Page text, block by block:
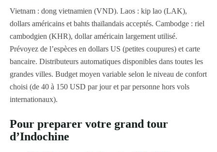
Vietnam : dong vietnamien (VND). Laos : kip lao (LAK),
dollars américains et bahts thaïlandais acceptés. Cambodge : riel
cambodgien (KHR), dollar américain largement utilisé.
Prévoyez de l’espèces en dollars US (petites coupures) et carte
bancaire. Distributeurs automatiques disponibles dans toutes les
grandes villes. Budget moyen variable selon le niveau de confort
choisi (de 40 à 150 USD par jour et par personne hors vols
internationaux).
Pour preparer votre grand tour
d’Indochine